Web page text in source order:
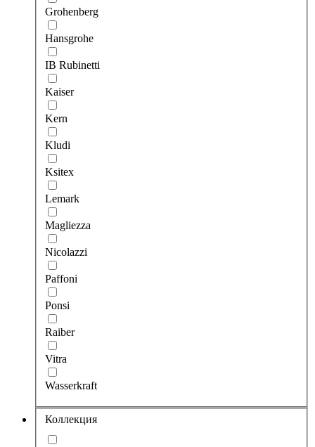
Grohenberg
Hansgrohe
IB Rubinetti
Kaiser
Kern
Kludi
Ksitex
Lemark
Magliezza
Nicolazzi
Paffoni
Ponsi
Raiber
Vitra
Wasserkraft
Коллекция